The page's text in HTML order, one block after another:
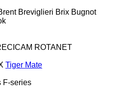
Breviglieri Brix Bugnot
ROTANET
Tiger Mate
F-series